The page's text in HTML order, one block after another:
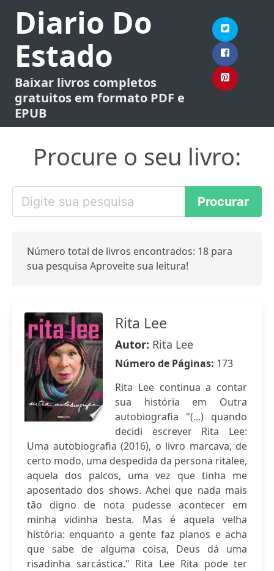
Diario Do
Estado
Baixar livros completos
gratuitos em formato PDF e
EPUB
Procure o seu livro:
Número total de livros encontrados: 18 para
sua pesquisa Aproveite sua leitura!
Rita Lee
Autor: Rita Lee
Número de Páginas: 173
Rita Lee continua a contar
sua história em Outra
autobiografia "(...) quando
decidi escrever Rita Lee:
Uma autobiografia (2016), o livro marcava, de
certo modo, uma despedida da persona ritalee,
aquela dos palcos, uma vez que tinha me
aposentado dos shows. Achei que nada mais
tão digno de nota pudesse acontecer em
minha vidinha besta. Mas é aquela velha
história: enquanto a gente faz planos e acha
que sabe de alguma coisa, Deus dá uma
risadinha sarcástica." Rita Lee Rita pode ter